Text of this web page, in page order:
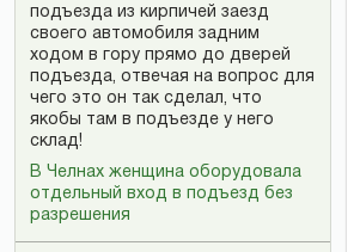
подъезда из кирпичей заезд
своего автомобиля задним
ходом в гору прямо до дверей
подъезда, отвечая на вопрос для
чего это он так сделал, что
якобы там в подъезде у него
склад!
В Челнах женщина оборудовала
отдельный вход в подъезд без
разрешения